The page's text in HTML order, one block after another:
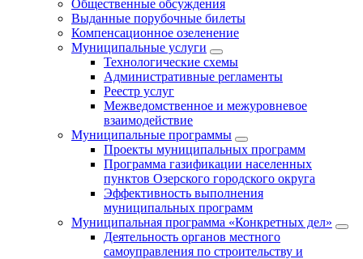
Общественные обсуждения
Выданные порубочные билеты
Компенсационное озеленение
Муниципальные услуги
Технологические схемы
Административные регламенты
Реестр услуг
Межведомственное и межуровневое
взаимодействие
Муниципальные программы
Проекты муниципальных программ
Программа газификации населенных
пунктов Озерского городского округа
Эффективность выполнения
муниципальных программ
Муниципальная программа «Конкретных дел»
Деятельность органов местного
самоуправления по строительству и